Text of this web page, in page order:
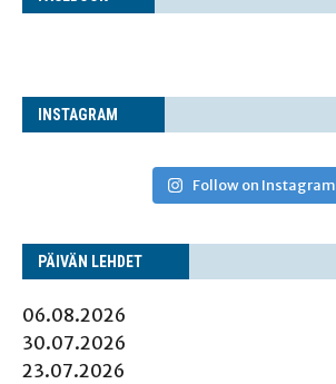
INS­TA­GRAM
Follow on Instagram
PÄI­VÄN LEHDET
06.08.2026
30.07.2026
23.07.2026